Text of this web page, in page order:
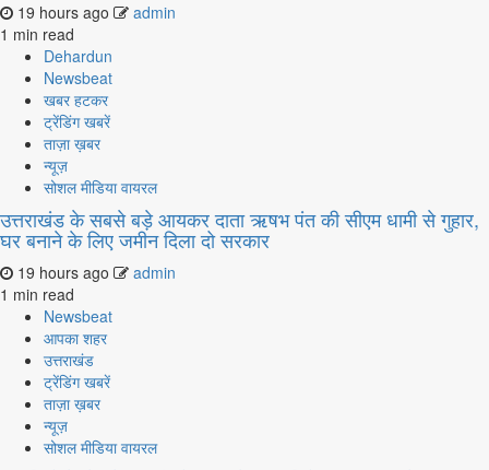
19 hours ago
admin
1 min read
Dehardun
Newsbeat
खबर हटकर
ट्रेंडिंग खबरें
ताज़ा ख़बर
न्यूज़
सोशल मीडिया वायरल
उत्तराखंड के सबसे बड़े आयकर दाता ऋषभ पंत की सीएम धामी से गुहार,
घर बनाने के लिए जमीन दिला दो सरकार
19 hours ago
admin
1 min read
Newsbeat
आपका शहर
उत्तराखंड
ट्रेंडिंग खबरें
ताज़ा ख़बर
न्यूज़
सोशल मीडिया वायरल